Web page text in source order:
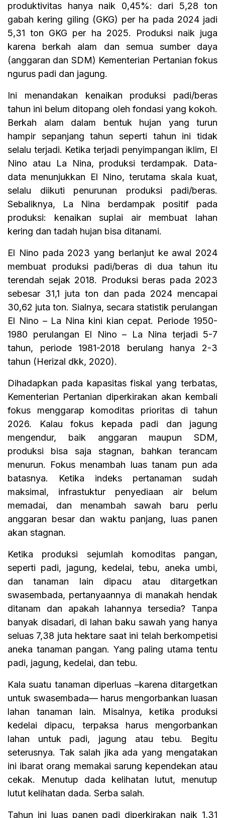
produktivitas hanya naik 0,45%: dari 5,28 ton
gabah kering giling (GKG) per ha pada 2024 jadi
5,31 ton GKG per ha 2025. Produksi naik juga
karena berkah alam dan semua sumber daya
(anggaran dan SDM) Kementerian Pertanian fokus
ngurus padi dan jagung.
Ini menandakan kenaikan produksi padi/beras
tahun ini belum ditopang oleh fondasi yang kokoh.
Berkah alam dalam bentuk hujan yang turun
hampir sepanjang tahun seperti tahun ini tidak
selalu terjadi. Ketika terjadi penyimpangan iklim, El
Nino atau La Nina, produksi terdampak. Data-
data menunjukkan El Nino, terutama skala kuat,
selalu diikuti penurunan produksi padi/beras.
Sebaliknya, La Nina berdampak positif pada
produksi: kenaikan suplai air membuat lahan
kering dan tadah hujan bisa ditanami.
El Nino pada 2023 yang berlanjut ke awal 2024
membuat produksi padi/beras di dua tahun itu
terendah sejak 2018. Produksi beras pada 2023
sebesar 31,1 juta ton dan pada 2024 mencapai
30,62 juta ton. Sialnya, secara statistik perulangan
El Nino – La Nina kini kian cepat. Periode 1950-
1980 perulangan El Nino – La Nina terjadi 5-7
tahun, periode 1981-2018 berulang hanya 2-3
tahun (Herizal dkk, 2020).
Dihadapkan pada kapasitas fiskal yang terbatas,
Kementerian Pertanian diperkirakan akan kembali
fokus menggarap komoditas prioritas di tahun
2026. Kalau fokus kepada padi dan jagung
mengendur, baik anggaran maupun SDM,
produksi bisa saja stagnan, bahkan terancam
menurun. Fokus menambah luas tanam pun ada
batasnya. Ketika indeks pertanaman sudah
maksimal, infrastuktur penyediaan air belum
memadai, dan menambah sawah baru perlu
anggaran besar dan waktu panjang, luas panen
akan stagnan.
Ketika produksi sejumlah komoditas pangan,
seperti padi, jagung, kedelai, tebu, aneka umbi,
dan tanaman lain dipacu atau ditargetkan
swasembada, pertanyaannya di manakah hendak
ditanam dan apakah lahannya tersedia? Tanpa
banyak disadari, di lahan baku sawah yang hanya
seluas 7,38 juta hektare saat ini telah berkompetisi
aneka tanaman pangan. Yang paling utama tentu
padi, jagung, kedelai, dan tebu.
Kala suatu tanaman diperluas –karena ditargetkan
untuk swasembada— harus mengorbankan luasan
lahan tanaman lain. Misalnya, ketika produksi
kedelai dipacu, terpaksa harus mengorbankan
lahan untuk padi, jagung atau tebu. Begitu
seterusnya. Tak salah jika ada yang mengatakan
ini ibarat orang memakai sarung kependekan atau
cekak. Menutup dada kelihatan lutut, menutup
lutut kelihatan dada. Serba salah.
Tahun ini luas panen padi diperkirakan naik 1,31